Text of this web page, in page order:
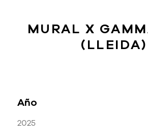
MURAL X
(LLEIDA)
Año
2025